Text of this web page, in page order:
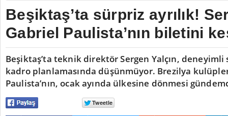
Beşiktaş’ta sürpriz ayrılık!
Gabriel Paulista’nın biletini
Beşiktaş’ta teknik direktör Sergen Yalçın, deneyimli
kadro planlamasında düşünmüyor. Brezilya
Paulista’nın, ocak ayında ülkesine dönmesi